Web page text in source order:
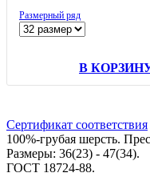
Размерный ряд
В
Сертификат соответствия
100%-грубая шерсть.
Размеры: 36(23) - 47(34).
ГОСТ 18724-88.